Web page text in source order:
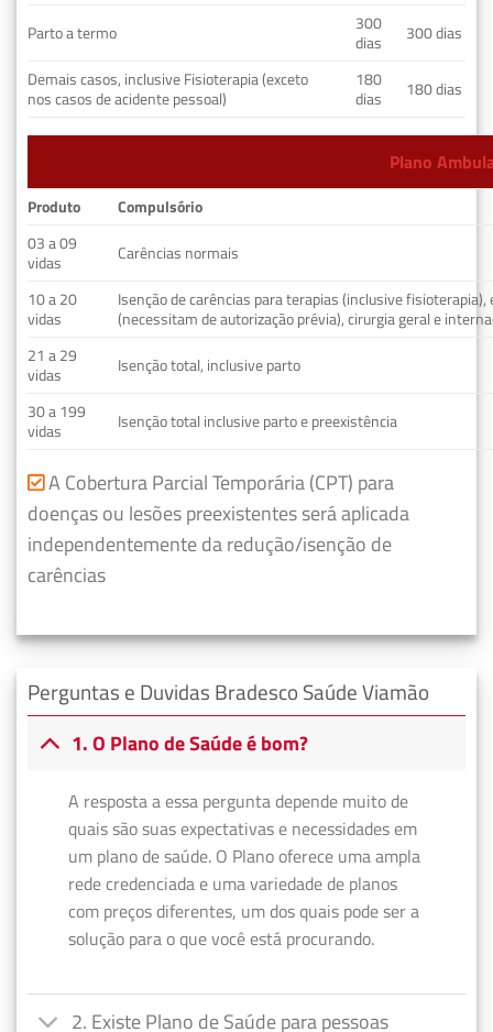
Parto a termo
300
dias
300 dias
Demais casos, inclusive Fisioterapia (exceto
nos casos de acidente pessoal)
180
dias
180 dias
Plano
Produto
Compulsório
03 a 09
vidas
Carências normais
10 a 20
vidas
Isenção de carências para terapias (inclusive fisioterapia),
(necessitam de autorização prévia), cirurgia geral e
21 a 29
vidas
Isenção total, inclusive parto
30 a 199
vidas
Isenção total inclusive parto e preexistência
A Cobertura Parcial Temporária (CPT) para
doenças ou lesões preexistentes será aplicada
independentemente da redução/isenção de
carências
Perguntas e Duvidas Bradesco Saúde Viamão
1. O Plano de Saúde é bom?
A resposta a essa pergunta depende muito de
quais são suas expectativas e necessidades em
um plano de saúde. O Plano oferece uma ampla
rede credenciada e uma variedade de planos
com preços diferentes, um dos quais pode ser a
solução para o que você está procurando.
2. Existe Plano de Saúde para pessoas